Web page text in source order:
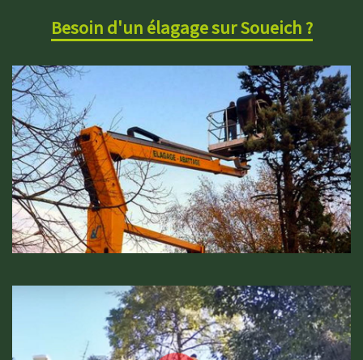
Besoin d'un élagage sur Soueich ?